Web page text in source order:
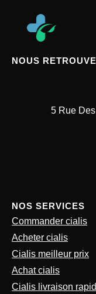
NOUS
5 Rue
NOS SERVICES
Commander cialis
Acheter cialis
Cialis meilleur prix
Achat cialis
Cialis livraison